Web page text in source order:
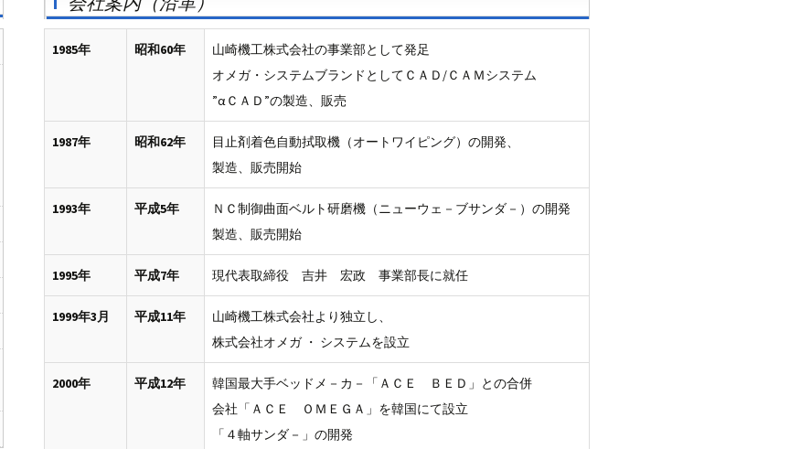
1985年 昭和60年
山崎機工株式会社の事業部として発足
オメガ・システムブランドとしてＣＡＤ/ＣＡＭシステム
”αＣＡＤ”の製造、販売
1987年 昭和62年
目止剤着色自動拭取機（オートワイピング）の開発、
製造、販売開始
1993年 平成5年
ＮＣ制御曲面ベルト研磨機（ニューウェ－ブサンダ－）の開発
製造、販売開始
1995年 平成7年 現代表取締役 吉井 宏政 事業部長に就任
1999年3月 平成11年
山崎機工株式会社より独立し、
株式会社オメガ ・ システムを設立
2000年 平成12年
韓国最大手ベッドメ－カ－「ＡＣＥ ＢＥＤ」との合併
会社「ＡＣＥ ＯＭＥＧＡ」を韓国にて設立
「４軸サンダ－」の開発